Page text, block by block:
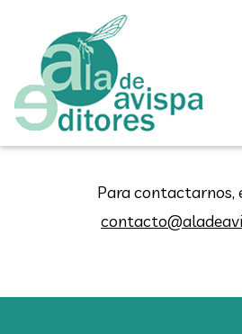
Para contactarnos,